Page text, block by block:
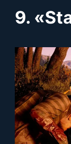
9. «